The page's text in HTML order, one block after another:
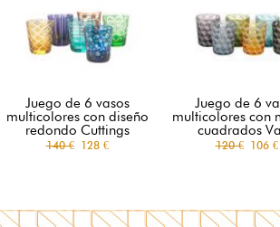
Juego de 6 vasos
multicolores con diseño
redondo Cuttings
140 €128 €
Juego de 6
multicolores con
cuadrados
120 €106 €